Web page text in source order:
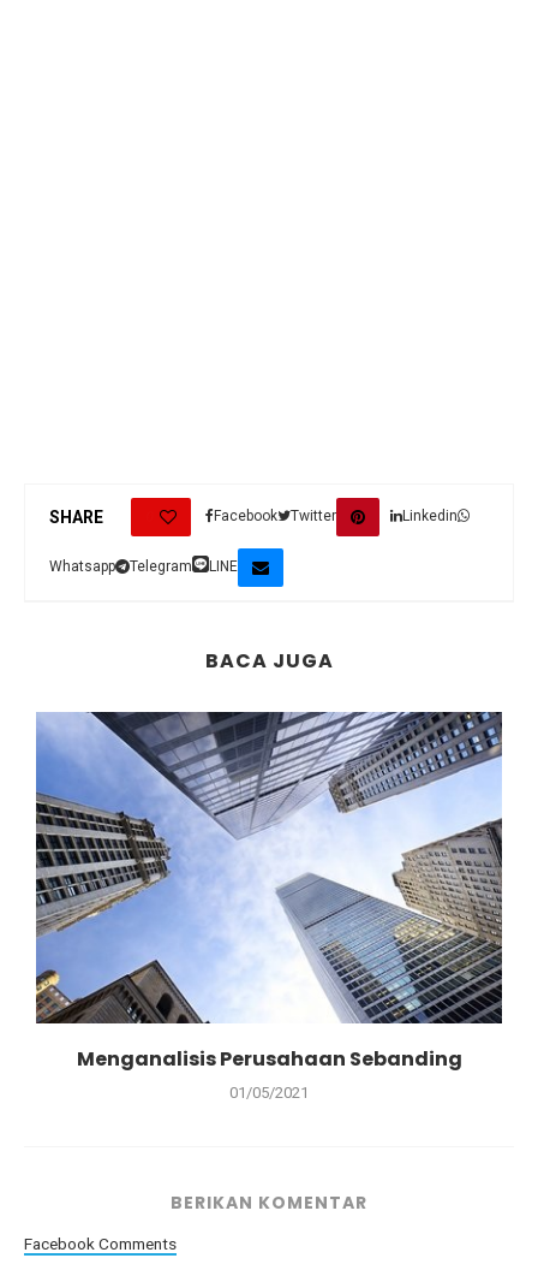
SHARE Facebook Twitter Linkedin
Whatsapp Telegram LINE
BACA JUGA
Menganalisis Perusahaan Sebanding
01/05/2021
BERIKAN KOMENTAR
Facebook Comments